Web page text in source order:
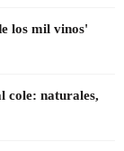
los mil vinos'
cole: naturales,